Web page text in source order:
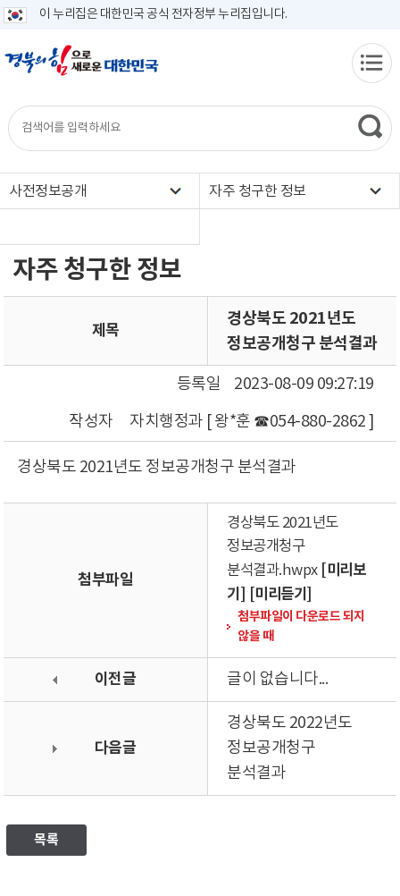
이 누리집은 대한민국 공식 전자정부 누리집입니다.
사전정보공개 자주 청구한 정보
자주 청구한 정보
제목
경상북도 2021년도
정보공개청구 분석결과
등록일
2023-08-09 09:27:19
작성자
자치행정과 [ 왕*훈 ☎054-880-2862 ]
경상북도 2021년도 정보공개청구 분석결과
첨부파일
경상북도 2021년도
정보공개청구
분석결과.hwpx [미리보
기]
[미리듣기]
첨부파일이 다운로드 되지
않을 때
이전글 글이 없습니다...
다음글
경상북도 2022년도
정보공개청구
분석결과
목록